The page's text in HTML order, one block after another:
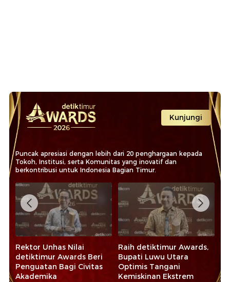
Kunjungi
Puncak apresiasi dengan lebih dari 20 penghargaan kepada
Tokoh, Institusi, serta Komunitas yang inovatif dan
berkontribusi untuk Indonesia Bagian Timur.
Rektor Unhas Nilai
detiktimur Awards Beri
Penguatan Bagi Civitas
Akademika
Raih detiktimur Awards,
Bupati Luwu Utara
Optimis Tangani
Kemiskinan Ekstrem